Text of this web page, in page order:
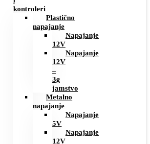
kontroleri
Plastično
napajanje
Napajanje
12V
Napajanje
12V
–
3g
jamstvo
Metalno
napajanje
Napajanje
5V
Napajanje
12V